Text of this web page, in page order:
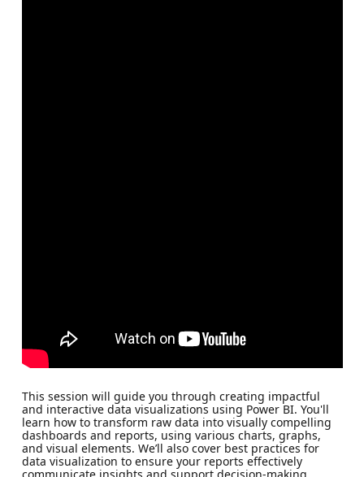
This session will guide you through creating impactful
and interactive data visualizations using Power BI. You'll
learn how to transform raw data into visually compelling
dashboards and reports, using various charts, graphs,
and visual elements. We’ll also cover best practices for
data visualization to ensure your reports effectively
communicate insights and support decision-making.